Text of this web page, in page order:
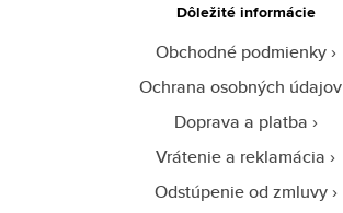
Dôležité informácie
Obchodné podmienky
Ochrana osobných údajov
Doprava a platba
Vrátenie a reklamácia
Odstúpenie od zmluvy